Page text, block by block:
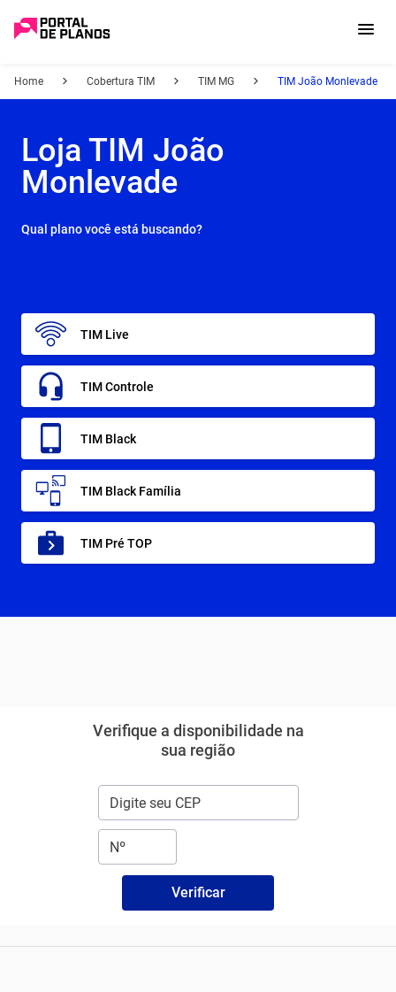
Home Cobertura TIM TIM MG TIM João Monlevade
Loja TIM João
Monlevade
Qual plano você está buscando?
TIM Live
TIM Controle
TIM Black
TIM Black Família
TIM Pré TOP
Verifique a disponibilidade na
sua região
Verificar